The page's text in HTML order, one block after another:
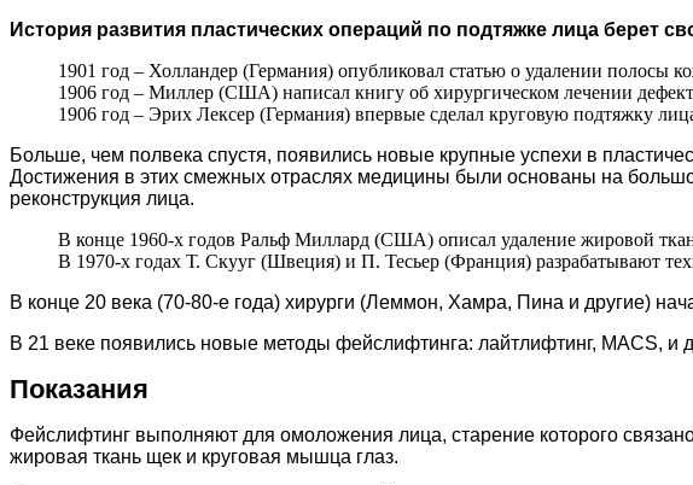
История развития пластических операций по подтяжке лица берет
1901 год – Холландер (Германия) опубликовал статью о удалении полосы
1906 год – Миллер (США) написал книгу об хирургическом лечении
1906 год – Эрих Лексер (Германия) впервые сделал круговую подтяжку
Больше, чем полвека спустя, появились новые крупные успехи в
Достижения в этих смежных отраслях медицины были основаны на
реконструкция лица.
В конце 1960-х годов Ральф Миллард (США) описал удаление жировой
В 1970-х годах Т. Скууг (Швеция) и П. Тесьер (Франция) разрабатывают
В конце 20 века (70-80-е года) хирурги (Леммон, Хамра, Пина и другие)
В 21 веке появились новые методы фейслифтинга: лайтлифтинг, MACS, и
Показания
Фейслифтинг выполняют для омоложения лица, старение которого
жировая ткань щек и круговая мышца глаз.